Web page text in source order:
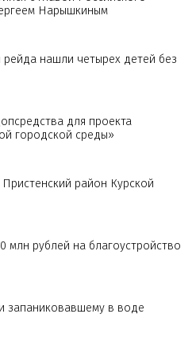
Нарышкиным
нашли четырех детей без
для проекта
городской среды»
район Курской
млн рублей на благоустройство
запаниковавшему в воде